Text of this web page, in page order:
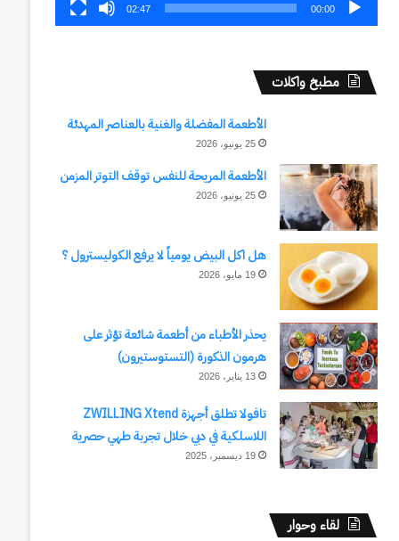
00:00
02:47
مطبخ واكلات
الأطعمة المفضلة والغنية بالعناصر المهدئة
25 يونيو، 2026
الأطعمة المريحة للنفس توقف التوتر المزمن
25 يونيو، 2026
هل اكل البيض يومياً لا يرفع الكوليسترول ؟
19 مايو، 2026
يحذر الأطباء من أطعمة شائعة تؤثر على
هرمون الذكورة (التستوستيرون)
13 يناير، 2026
تافولا تطلق أجهزة ZWILLING Xtend
اللاسلكية في دبي خلال تجربة طهي حصرية
19 ديسمبر، 2025
لقاء وحوار